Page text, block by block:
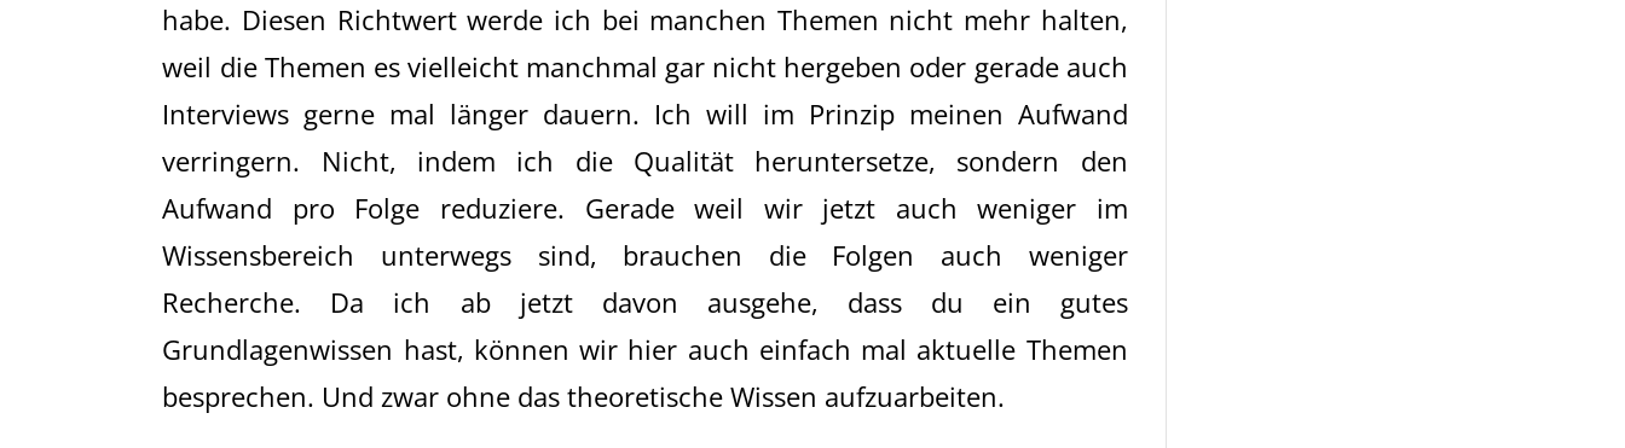
habe. Diesen Richtwert werde ich bei manchen Themen nicht mehr halten,
weil die Themen es vielleicht manchmal gar nicht hergeben oder gerade auch
Interviews gerne mal länger dauern. Ich will im Prinzip meinen Aufwand
verringern. Nicht, indem ich die Qualität heruntersetze, sondern den
Aufwand pro Folge reduziere. Gerade weil wir jetzt auch weniger im
Wissensbereich unterwegs sind, brauchen die Folgen auch weniger
Recherche. Da ich ab jetzt davon ausgehe, dass du ein gutes
Grundlagenwissen hast, können wir hier auch einfach mal aktuelle Themen
besprechen. Und zwar ohne das theoretische Wissen aufzuarbeiten.